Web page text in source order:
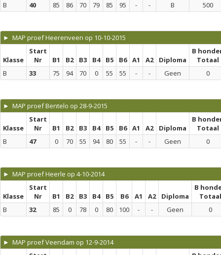
B
40 85 86 70 79 85 95 - - B 500
► MAP proef Heerenveen op 10-10-2015
Klasse
Start
Nr
B1 B2 B3 B4 B5 B6 A1 A2 Diploma
B
Totaal
B
33 75 94 70 0 55 55 - - Geen 0
► MAP proef Bentelo op 28-9-2015
Klasse
Start
Nr
B1 B2 B3 B4 B5 B6 A1 A2 Diploma
B
Totaal
B
47 0 70 55 94 80 55 - - Geen 0
► MAP proef Heerle op 4-10-2014
Klasse
Start
Nr
B1 B2 B3 B4 B5 B6 A1 A2 Diploma
B
Totaal
B
32 85 0 78 0 80 100 - - Geen 0
► MAP proef Veendam op 12-9-2014